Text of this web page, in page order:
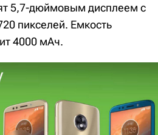
5,7-дюймовым дисплеем с
пикселей. Емкость
4000 мАч.